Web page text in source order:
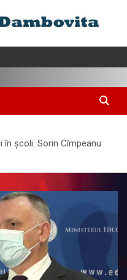
școli. Sorin Cîmpeanu: